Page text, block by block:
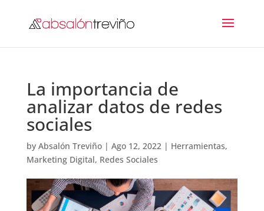
La importancia de
analizar datos de redes
sociales
by Absalón Treviño| Ago 12, 2022| Herramientas,
Marketing Digital, Redes Sociales